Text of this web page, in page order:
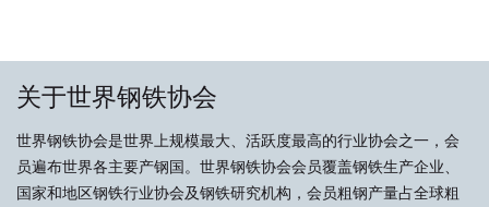
关于世界钢铁协会
世界钢铁协会是世界上规模最大、活跃度最高的行业协会之一，会
员遍布世界各主要产钢国。世界钢铁协会会员覆盖钢铁生产企业、
国家和地区钢铁行业协会及钢铁研究机构，会员粗钢产量占全球粗